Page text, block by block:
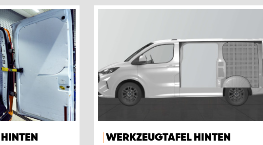
WERKZEUGTAFEL HINTEN